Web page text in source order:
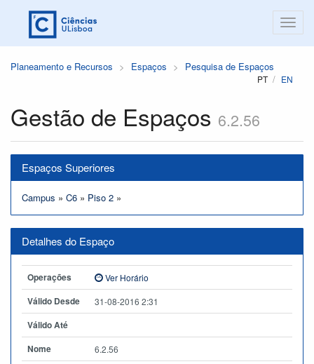
Planeamento e Recursos Espaços Pesquisa de Espaços
PT EN
Gestão de Espaços 6.2.56
Espaços Superiores
Campus » C6 » Piso 2 »
Detalhes do Espaço
Operações Ver Horário
Válido Desde 31-08-2016 2:31
Válido Até
Nome
6.2.56